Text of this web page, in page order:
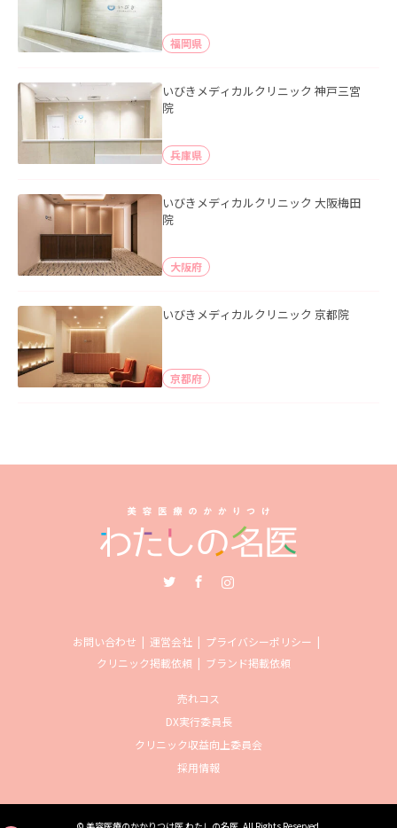
福岡県
いびきメディカルクリニック 神戸三宮
院
兵庫県
いびきメディカルクリニック 大阪梅田
院
大阪府
いびきメディカルクリニック 京都院
京都府
お問い合わせ 運営会社
プライバシーポリシー
クリニック掲載依頼
ブランド掲載依頼
売れコス
DX実行委員長
クリニック収益向上委員会
採用情報